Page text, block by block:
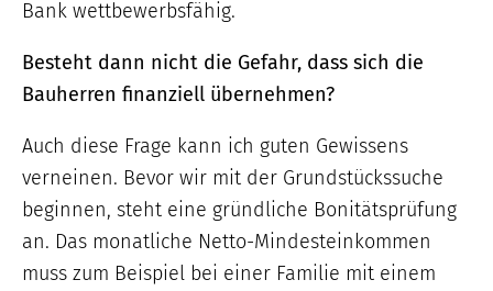
Bank wettbewerbsfähig.
Besteht dann nicht die Gefahr, dass sich die
Bauherren finanziell übernehmen?
Auch diese Frage kann ich guten Gewissens
verneinen. Bevor wir mit der Grundstückssuche
beginnen, steht eine gründliche Bonitätsprüfung
an. Das monatliche Netto-Mindesteinkommen
muss zum Beispiel bei einer Familie mit einem